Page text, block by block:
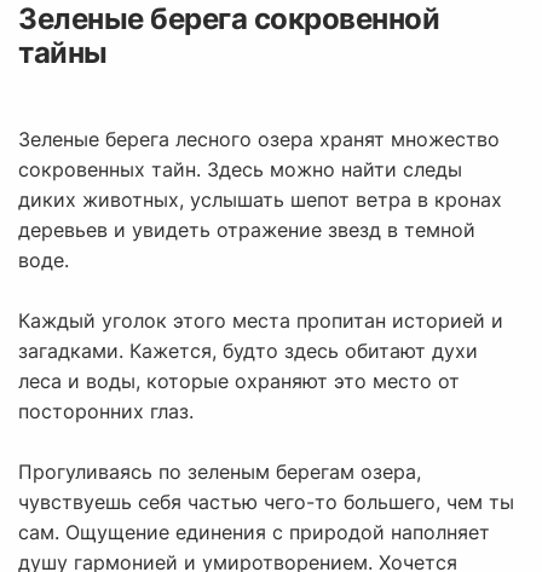
Зеленые берега сокровенной
тайны
Зеленые берега лесного озера хранят множество
сокровенных тайн. Здесь можно найти следы
диких животных, услышать шепот ветра в кронах
деревьев и увидеть отражение звезд в темной
воде.
Каждый уголок этого места пропитан историей и
загадками. Кажется, будто здесь обитают духи
леса и воды, которые охраняют это место от
посторонних глаз.
Прогуливаясь по зеленым берегам озера,
чувствуешь себя частью чего-то большего, чем ты
сам. Ощущение единения с природой наполняет
душу гармонией и умиротворением. Хочется